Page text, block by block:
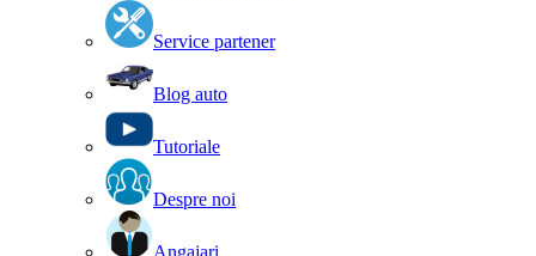
Service partener
Blog auto
Tutoriale
Despre noi
Angajari